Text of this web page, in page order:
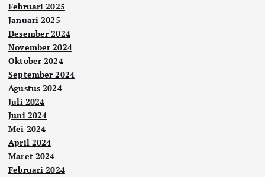
Februari 2025
Januari 2025
Desember 2024
November 2024
Oktober 2024
September 2024
Agustus 2024
Juli 2024
Juni 2024
Mei 2024
April 2024
Maret 2024
Februari 2024